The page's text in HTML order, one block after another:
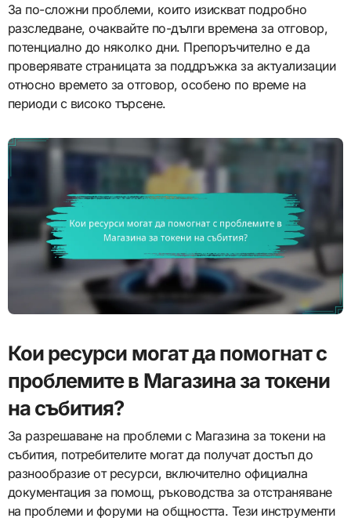
За по-сложни проблеми, които изискват подробно
разследване, очаквайте по-дълги времена за отговор,
потенциално до няколко дни. Препоръчително е да
проверявате страницата за поддръжка за актуализации
относно времето за отговор, особено по време на
периоди с високо търсене.
Кои ресурси могат да помогнат с
проблемите в Магазина за токени
на събития?
За разрешаване на проблеми с Магазина за токени на
събития, потребителите могат да получат достъп до
разнообразие от ресурси, включително официална
документация за помощ, ръководства за отстраняване
на проблеми и форуми на общността. Тези инструменти